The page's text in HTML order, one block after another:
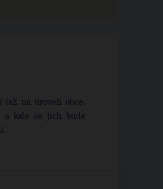
na úroveň obce,
a kdo se jich bude